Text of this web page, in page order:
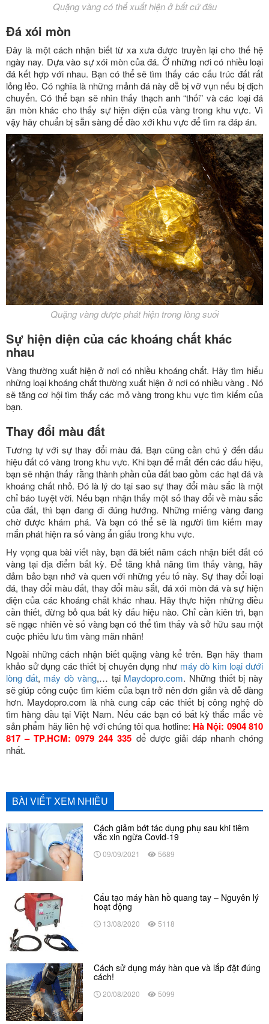
Quặng vàng có thể xuất hiện ở bất cứ đâu
Đá xói mòn
Đây là một cách nhận biết từ xa xưa được truyền lại cho thế hệ
ngày nay. Dựa vào sự xói mòn của đá. Ở những nơi có nhiều loại
đá kết hợp với nhau. Bạn có thể sẽ tìm thấy các cấu trúc đất rất
lỏng lẻo. Có nghĩa là những mảnh đá này dễ bị vỡ vụn nếu bị dịch
chuyển. Có thể bạn sẽ nhìn thấy thạch anh “thối” và các loại đá
ăn mòn khác cho thấy sự hiện diện của vàng trong khu vực. Vì
vậy hãy chuẩn bị sẵn sàng để đào xới khu vực để tìm ra đáp án.
Quặng vàng được phát hiện trong lòng suối
Sự hiện diện của các khoáng chất khác
nhau
Vàng thường xuất hiện ở nơi có nhiều khoáng chất. Hãy tìm hiểu
những loại khoáng chất thường xuất hiện ở nơi có nhiều vàng . Nó
sẽ tăng cơ hội tìm thấy các mỏ vàng trong khu vực tìm kiếm của
bạn.
Thay đổi màu đất
Tương tự với sự thay đổi màu đá. Bạn cũng cần chú ý đến dấu
hiệu đất có vàng trong khu vực. Khi bạn để mắt đến các dấu hiệu,
bạn sẽ nhận thấy rằng thành phần của đất bao gồm các hạt đá và
khoáng chất nhỏ. Đó là lý do tại sao sự thay đổi màu sắc là một
chỉ báo tuyệt vời. Nếu bạn nhận thấy một số thay đổi về màu sắc
của đất, thì bạn đang đi đúng hướng. Những miếng vàng đang
chờ được khám phá. Và bạn có thể sẽ là người tìm kiếm may
mắn phát hiện ra số vàng ẩn giấu trong khu vực.
Hy vọng qua bài viết này, bạn đã biết năm cách nhận biết đất có
vàng tại địa điểm bất kỳ. Để tăng khả năng tìm thấy vàng, hãy
đảm bảo bạn nhớ và quen với những yếu tố này. Sự thay đổi loại
đá, thay đổi màu đất, thay đổi màu sắt, đá xói mòn đá và sự hiện
diện của các khoáng chất khác nhau. Hãy thực hiện những điều
cần thiết, đừng bỏ qua bất kỳ dấu hiệu nào. Chỉ cần kiên trì, bạn
sẽ ngạc nhiên về số vàng bạn có thể tìm thấy và sở hữu sau một
cuộc phiêu lưu tìm vàng mãn nhãn!
Ngoài những cách nhận biết quặng vàng kể trên. Bạn hãy tham
khảo sử dụng các thiết bị chuyên dụng như máy dò kim loại dưới
lòng đất, máy dò vàng,… tại Maydopro.com. Những thiết bị này
sẽ giúp công cuộc tìm kiếm của bạn trở nên đơn giản và dễ dàng
hơn. Maydopro.com là nhà cung cấp các thiết bị công nghệ dò
tìm hàng đầu tại Việt Nam. Nếu các bạn có bất kỳ thắc mắc về
sản phẩm hãy liên hệ với chúng tôi qua hotline: Hà Nội: 0904 810
817 – TP.HCM: 0979 244 335 để được giải đáp nhanh chóng
nhất.
BÀI VIẾT XEM NHIỀU
Cách giảm bớt tác dụng phụ sau khi tiêm
vắc xin ngừa Covid-19
09/09/2021 5689
Cấu tạo máy hàn hồ quang tay – Nguyên lý
hoạt động
13/08/2020 5118
Cách sử dụng máy hàn que và lắp đặt đúng
cách!
20/08/2020 5099